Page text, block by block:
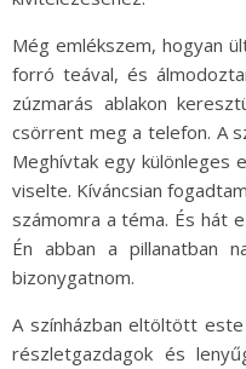
Még emlékszem, hogyan
forró teával, és
zúzmarás ablakon
csörrent meg a telefon. A
Meghívtak egy különleges
viselte. Kíváncsian
számomra a téma. És hát
Én abban a pillanatban
bizonygatnom.
A színházban eltöltött
részletgazdagok és